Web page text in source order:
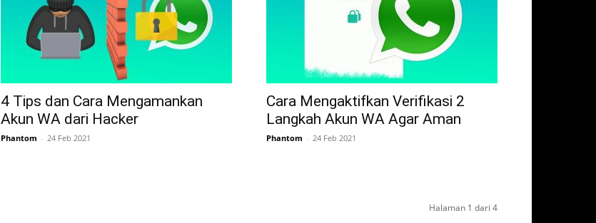
4 Tips dan Cara Mengamankan
Akun WA dari Hacker
Phantom - 24 Feb 2021
Cara Mengaktifkan Verifikasi 2
Langkah Akun WA Agar Aman
Phantom - 24 Feb 2021
Halaman 1 dari 4